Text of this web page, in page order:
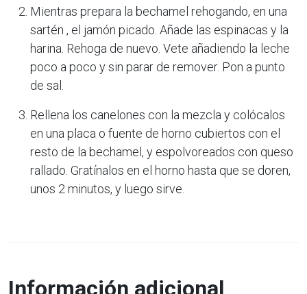
Mientras prepara la bechamel rehogando, en una
sartén , el jamón picado. Añade las espinacas y la
harina. Rehoga de nuevo. Vete añadiendo la leche
poco a poco y sin parar de remover. Pon a punto
de sal.
Rellena los canelones con la mezcla y colócalos
en una placa o fuente de horno cubiertos con el
resto de la bechamel, y espolvoreados con queso
rallado. Gratínalos en el horno hasta que se doren,
unos 2 minutos, y luego sirve.
Información adicional